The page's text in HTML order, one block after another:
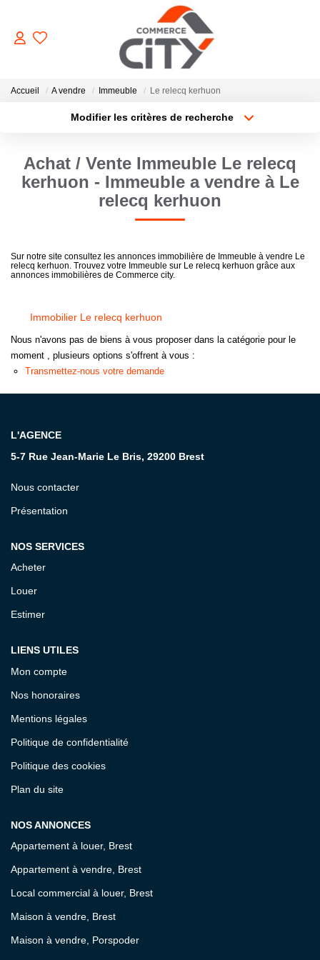
ACHETER
LOUER
ESTIMER
GERER
CONTACT
Accueil A vendre Immeuble Le relecq kerhuon
Modifier les critères de recherche
Sélectionnez...
Type de bien
Surface min
Achat / Vente Immeuble Le relecq
kerhuon - Immeuble a vendre à Le
relecq kerhuon
Sur notre site consultez les annonces immobilière de Immeuble à vendre Le
relecq kerhuon. Trouvez votre Immeuble sur Le relecq kerhuon grâce aux
annonces immobilières de Commerce city.
Immobilier Le relecq kerhuon
Nous n'avons pas de biens à vous proposer dans la catégorie pour le
moment , plusieurs options s'offrent à vous :
Transmettez-nous votre demande
L'AGENCE
5-7 Rue Jean-Marie Le Bris, 29200 Brest
Nous contacter
Présentation
NOS SERVICES
Acheter
Louer
Estimer
LIENS UTILES
Mon compte
Nos honoraires
Mentions légales
Politique de confidentialité
Politique des cookies
Plan du site
NOS ANNONCES
Appartement à louer, Brest
Appartement à vendre, Brest
Local commercial à louer, Brest
Maison à vendre, Brest
Maison à vendre, Porspoder